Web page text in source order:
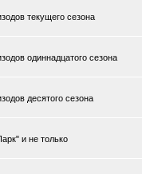
текущего сезона
одиннадцатого сезона
десятого сезона
и не только